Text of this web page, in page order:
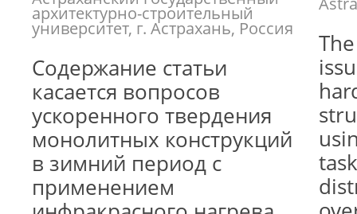
архитектурно-строительный
университет, г. Астрахань, Россия
Содержание статьи
касается вопросов
ускоренного твердения
монолитных конструкций
в зимний период с
применением